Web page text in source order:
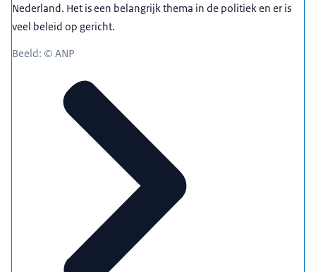
Nederland. Het is een belangrijk thema in de politiek en er is
veel beleid op gericht.
Beeld: © ANP